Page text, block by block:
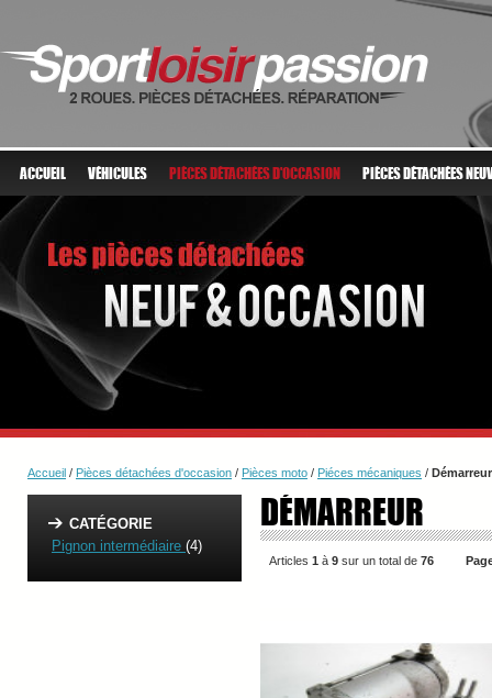
ACCUEIL VÉHICULES PIÈCES DÉTACHÉES D'OCCASION PIÈCES DÉTACHÉES
Accueil / Pièces détachées d'occasion / Pièces moto / Piéces mécaniques / Démarreur
DÉMARREUR
Articles 1 à 9 sur un total de 76
CATÉGORIE
Pignon intermédiaire (4)